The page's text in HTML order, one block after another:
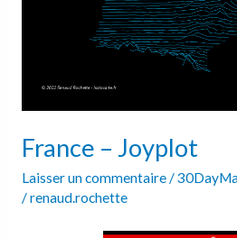
France – Joyplot
Laisser un commentaire/
/renaud.rochette